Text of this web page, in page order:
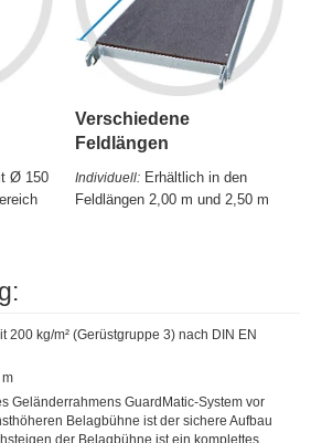
Ø 150
Verschiedene
Feldlängen
Individuell: Erhältlich in den
Feldlängen 2,00 m und 2,50 m
200 kg/m² (Gerüstgruppe 3) nach DIN EN
Geländerrahmens GuardMatic-System vor
Belagbühne ist der sichere Aufbau